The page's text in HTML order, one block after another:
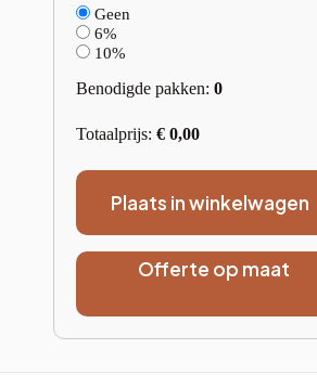
Geen
6%
10%
Benodigde pakken: 0
Totaalprijs: € 0,00
Plaats in winkelwagen
Offerte op maat